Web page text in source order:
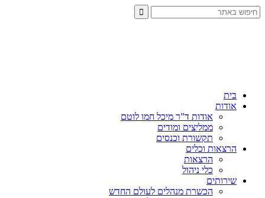
אודות
אודות ד”ר מיכל חמו לוטם
ממליצים ומודים
תקשורת וכנסים
הרצאות וכלים
הרצאות
כלי ניהול
שירותים
הכשרת מנהלים לעולם החדש